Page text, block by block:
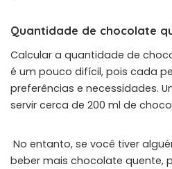
Quantidade de chocolate
Calcular a quantidade de
é um pouco difícil, pois cada
preferências e necessidades.
servir cerca de 200 ml de
No entanto, se você tiver
beber mais chocolate quente,